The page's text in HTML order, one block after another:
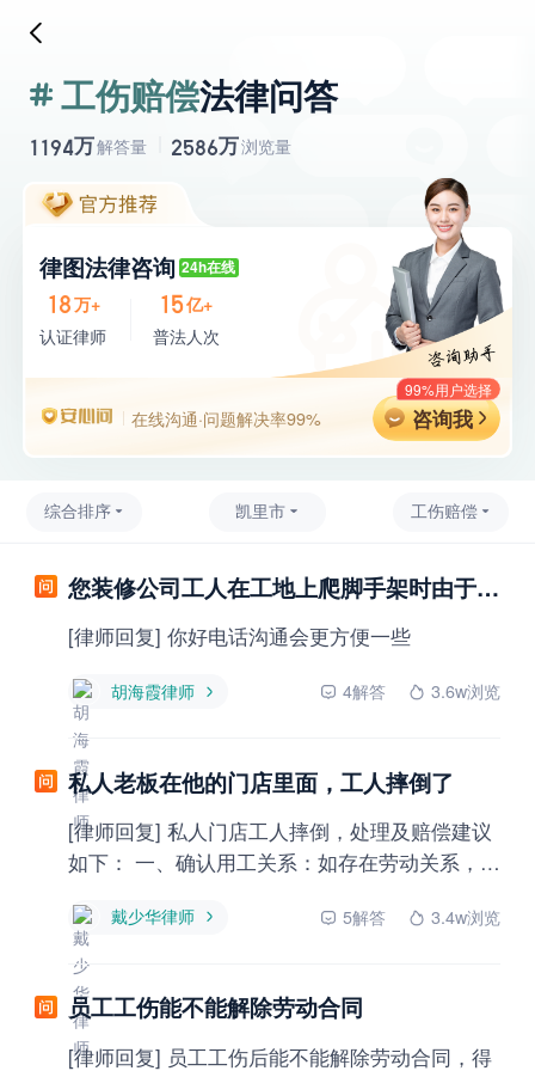
工伤赔偿法律问答
1194万解答量 2586万浏览量
律图法律咨询 24h在线
18万+
认证律师
15亿+
普法人次
在线沟通·问题解决率99%
99%用户选择
咨询我
综合排序 凯里市 工伤赔偿
您装修公司工人在工地上爬脚手架时由于他老婆扶持的时候放手导致他摔伤，我们作为他的临时老板该怎样做，才能不被讹诈
[律师回复] 你好电话沟通会更方便一些
胡海霞律师 4解答 3.6w浏览
私人老板在他的门店里面，工人摔倒了
[律师回复] 私人门店工人摔倒，处理及赔偿建议
如下： 一、确认用工关系：如存在劳动关系，属
理。 二、工伤认定：单位应在30日内申请，不
申请的工人可在1年内自行申请。门店属工作场
所，工作中摔倒一般可认定工伤。 三、赔偿项
目：医疗费、误工费、护理费、营养费、伤残赔
偿金等。如构成伤残，还有一次性伤残补助金。
戴少华律师 5解答 3.4w浏览
员工工伤能不能解除劳动合同
[律师回复] 员工工伤后能不能解除劳动合同，得